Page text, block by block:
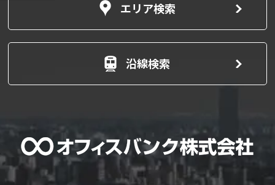
エリア検索
沿線検索